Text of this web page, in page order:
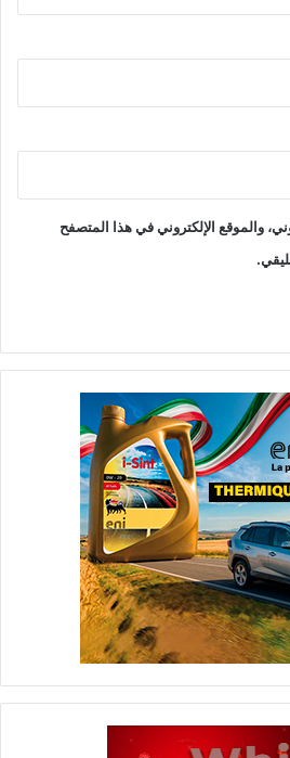
والموقع الإلكتروني في هذا المتصفح